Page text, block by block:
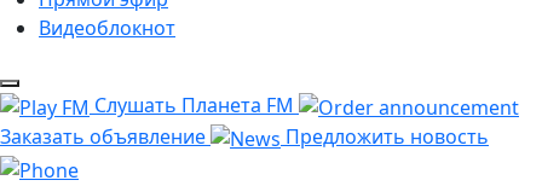
Видеоблокнот
Слушать Планета FM
Заказать объявление
Предложить новость